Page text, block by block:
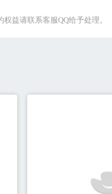
益请联系客服QQ给予处理。